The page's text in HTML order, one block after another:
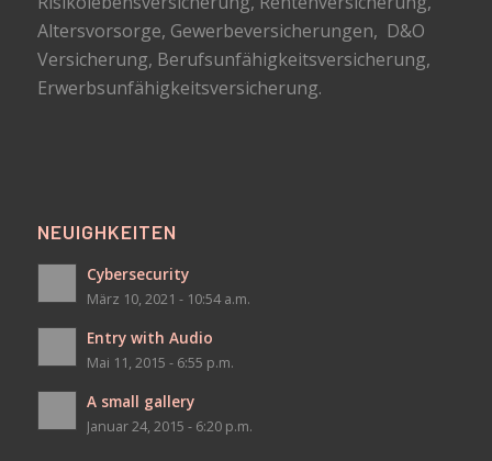
Altersvorsorge, Gewerbeversicherungen, D&O
Versicherung, Berufsunfähigkeitsversicherung,
Erwerbsunfähigkeitsversicherung.
NEUIGHKEITEN
Cybersecurity
März 10, 2021 - 10:54 a.m.
Entry with Audio
Mai 11, 2015 - 6:55 p.m.
A small gallery
Januar 24, 2015 - 6:20 p.m.